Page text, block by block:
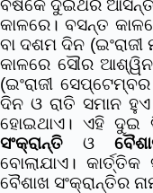
ବର୍ଷକେ ଦୁଇଥର
କାଳରେ। ବସନ୍ତ
ବା ଦଶମ ଦିନ (ଇଂରାଜୀ
କାଳରେ ସୌର
(ଇଂରାଜୀ
ଦିନ ଓ ରାତି ସମାନ
ହୋଇଥାଏ। ଏହି ଦୁଇ
ସଂକ୍ରାନ୍ତି ଓ
ବୋଲାଯାଏ। କାର୍ତ୍ତିକ
ବୈଶାଖ ସଂକ୍ରାନ୍ତିର